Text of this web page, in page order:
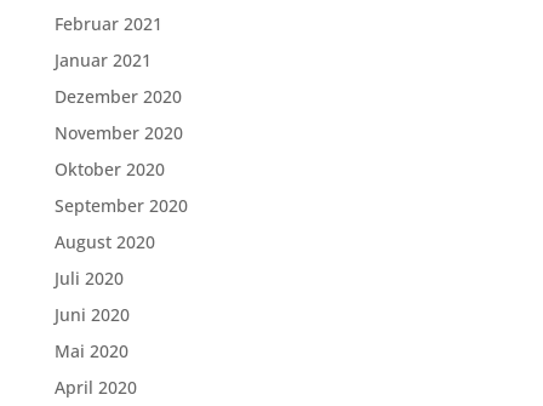
Februar 2021
Januar 2021
Dezember 2020
November 2020
Oktober 2020
September 2020
August 2020
Juli 2020
Juni 2020
Mai 2020
April 2020